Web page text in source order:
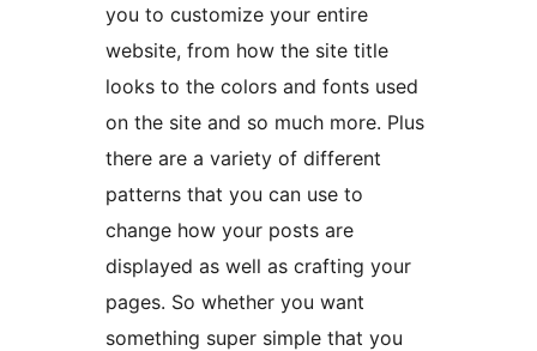
you to customize your entire
website, from how the site title
looks to the colors and fonts used
on the site and so much more. Plus
there are a variety of different
patterns that you can use to
change how your posts are
displayed as well as crafting your
pages. So whether you want
something super simple that you